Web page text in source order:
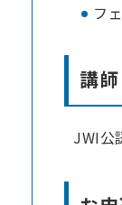
フ
講師
JWI公